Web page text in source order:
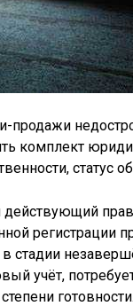
продажи
комплект
статус
регистрации
в стадии
учёт,
готовности.